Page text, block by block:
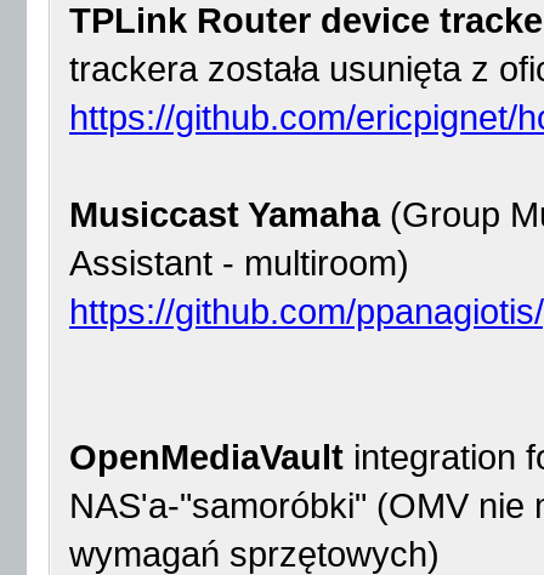
TPLink Router device
trackera została usunięta z
https://github.com/ericpignet/
Musiccast Yamaha(Group
Assistant - multiroom)
https://github.com/
OpenMediaVault integration
NAS'a-"samoróbki" (OMV
wymagań sprzętowych)